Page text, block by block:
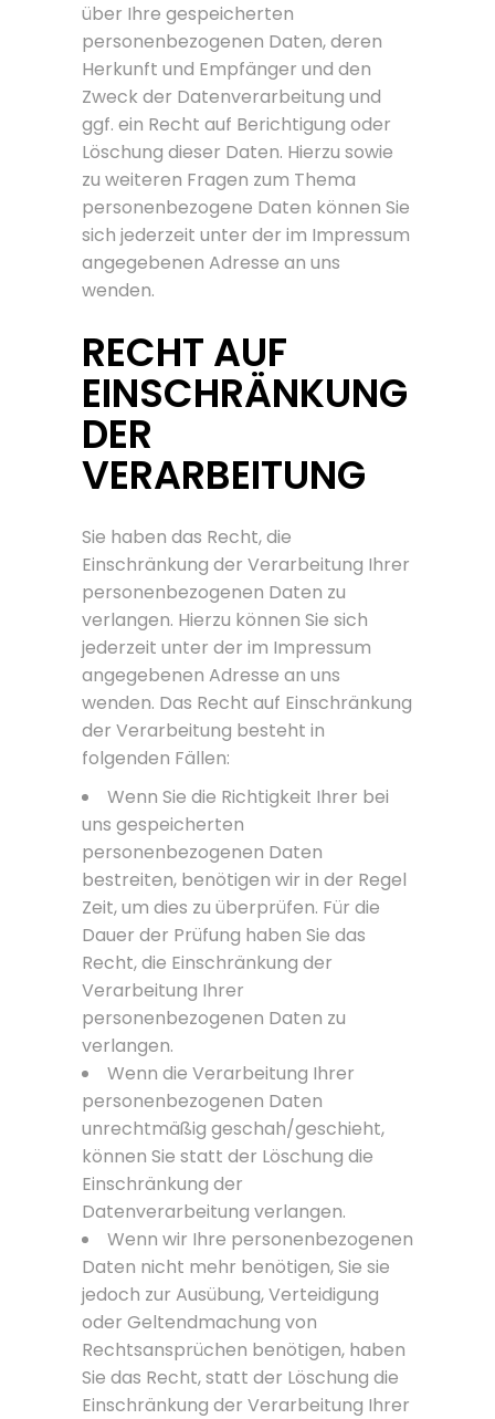
über Ihre gespeicherten
personenbezogenen Daten, deren
Herkunft und Empfänger und den
Zweck der Datenverarbeitung und
ggf. ein Recht auf Berichtigung oder
Löschung dieser Daten. Hierzu sowie
zu weiteren Fragen zum Thema
personenbezogene Daten können Sie
sich jederzeit unter der im Impressum
angegebenen Adresse an uns
wenden.
RECHT AUF
EINSCHRÄNKUNG
DER
VERARBEITUNG
Sie haben das Recht, die
Einschränkung der Verarbeitung Ihrer
personenbezogenen Daten zu
verlangen. Hierzu können Sie sich
jederzeit unter der im Impressum
angegebenen Adresse an uns
wenden. Das Recht auf Einschränkung
der Verarbeitung besteht in
folgenden Fällen:
Wenn Sie die Richtigkeit Ihrer bei
uns gespeicherten
personenbezogenen Daten
bestreiten, benötigen wir in der Regel
Zeit, um dies zu überprüfen. Für die
Dauer der Prüfung haben Sie das
Recht, die Einschränkung der
Verarbeitung Ihrer
personenbezogenen Daten zu
verlangen.
Wenn die Verarbeitung Ihrer
personenbezogenen Daten
unrechtmäßig geschah/geschieht,
können Sie statt der Löschung die
Einschränkung der
Datenverarbeitung verlangen.
Wenn wir Ihre personenbezogenen
Daten nicht mehr benötigen, Sie sie
jedoch zur Ausübung, Verteidigung
oder Geltendmachung von
Rechtsansprüchen benötigen, haben
Sie das Recht, statt der Löschung die
Einschränkung der Verarbeitung Ihrer